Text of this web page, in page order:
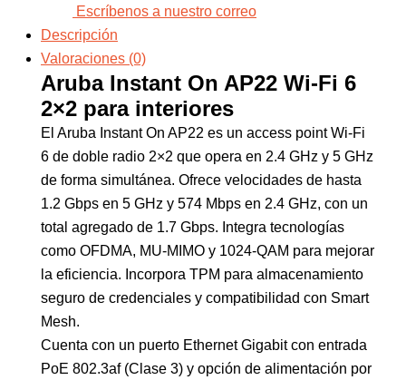
Escríbenos a nuestro correo
Descripción
Valoraciones (0)
Aruba Instant On AP22 Wi-Fi 6
2×2 para interiores
El Aruba Instant On AP22 es un access point Wi-Fi
6 de doble radio 2×2 que opera en 2.4 GHz y 5 GHz
de forma simultánea. Ofrece velocidades de hasta
1.2 Gbps en 5 GHz y 574 Mbps en 2.4 GHz, con un
total agregado de 1.7 Gbps. Integra tecnologías
como OFDMA, MU-MIMO y 1024-QAM para mejorar
la eficiencia. Incorpora TPM para almacenamiento
seguro de credenciales y compatibilidad con Smart
Mesh.
Cuenta con un puerto Ethernet Gigabit con entrada
PoE 802.3af (Clase 3) y opción de alimentación por